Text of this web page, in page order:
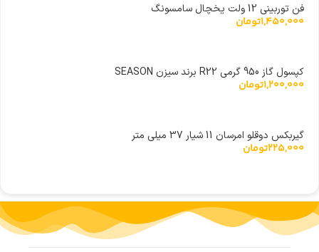
فن توربینی 12 ولت یخچال سامسونگ
1,450,000تومان
کپسول گاز 950 گرمی R22 برند سیزن SEASON
1,200,000تومان
گیربکس دوقلو امرسان 11 شیار 37 میلی متر
225,000تومان